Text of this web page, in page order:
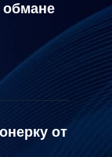
обмане
от